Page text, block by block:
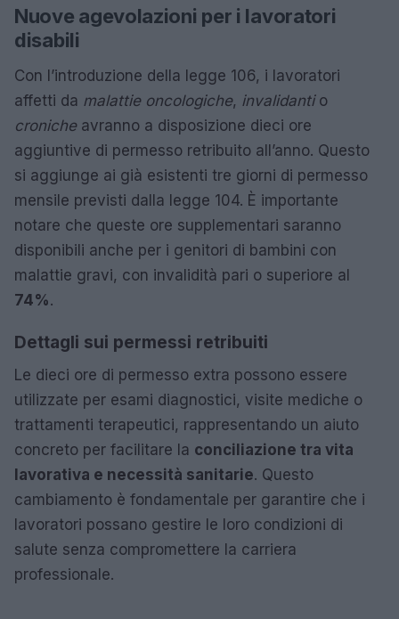
Nuove agevolazioni per i lavoratori
disabili
Con l’introduzione della legge 106, i lavoratori
affetti da malattie oncologiche, invalidantio
cronicheavranno a disposizione dieci ore
aggiuntive di permesso retribuito all’anno. Questo
si aggiunge ai già esistenti tre giorni di permesso
mensile previsti dalla legge 104. È importante
notare che queste ore supplementari saranno
disponibili anche per i genitori di bambini con
malattie gravi, con invalidità pari o superiore al
74%.
Dettagli sui permessi retribuiti
Le dieci ore di permesso extra possono essere
utilizzate per esami diagnostici, visite mediche o
trattamenti terapeutici, rappresentando un aiuto
concreto per facilitare la conciliazione tra vita
lavorativa e necessità sanitarie. Questo
cambiamento è fondamentale per garantire che i
lavoratori possano gestire le loro condizioni di
salute senza compromettere la carriera
professionale.